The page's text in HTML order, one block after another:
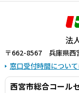
法
〒662-8567 兵庫県西
窓口受付時間につい
西宮市総合コール